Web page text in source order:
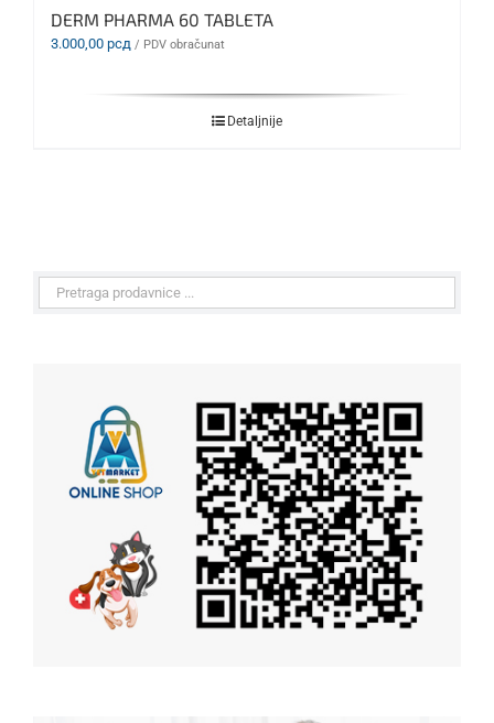
DERM PHARMA 60 TABLETA
3.000,00 рсд / PDV obračunat
Detaljnije